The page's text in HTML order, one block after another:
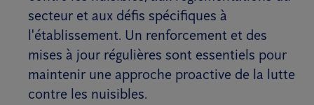
secteur et aux défis spécifiques à
l'établissement. Un renforcement et des
mises à jour régulières sont essentiels pour
maintenir une approche proactive de la lutte
contre les nuisibles.